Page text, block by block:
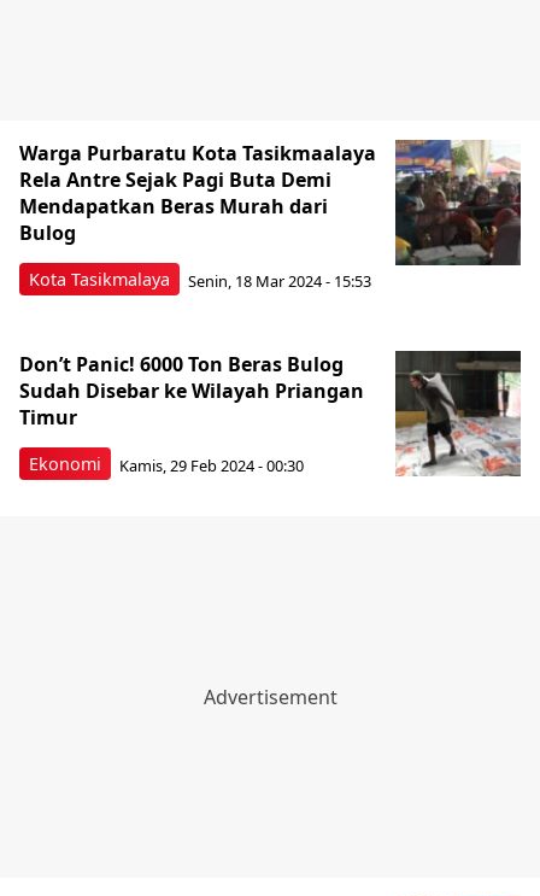
Kota Tasikmalaya
Warga Purbaratu Kota Tasikmaalaya
Rela Antre Sejak Pagi Buta Demi
Mendapatkan Beras Murah dari
Bulog
Senin, 18 Mar 2024 - 15:53
Ekonomi
Don’t Panic! 6000 Ton Beras Bulog
Sudah Disebar ke Wilayah Priangan
Timur
Kamis, 29 Feb 2024 - 00:30